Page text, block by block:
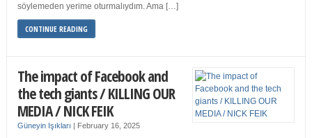
söylemeden yerime oturmalıydım. Ama […]
CONTINUE READING
The impact of Facebook and
the tech giants / KILLING OUR
MEDIA / NICK FEIK
Güneyin Işıkları | February 16, 2025